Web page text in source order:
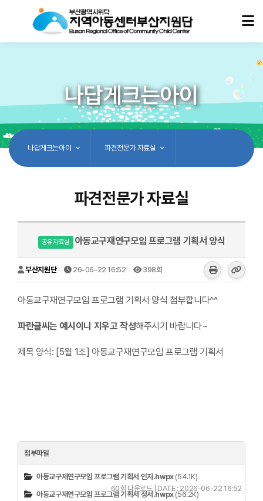
나답게크는아이
나답게크는아이 파견전문가 자료실
파견전문가 자료실
공유자료실 아동교구재연구모임 프로그램 기획서 양식
부산지원단 26-06-22 16:52 398회
아동교구재연구모임 프로그램 기획서 양식 첨부합니다^^
파란글씨는 예시이니 지우고 작성해주시기 바랍니다~
제목 양식: [5월 1조] 아동교구재연구모임 프로그램 기획서
첨부파일
아동교구재연구모임 프로그램 기획서 인지.hwpx(54.1K)
60회 다운로드 | DATE : 2026-06-22 16:52
아동교구재연구모임 프로그램 기획서 정서.hwpx(56.2K)